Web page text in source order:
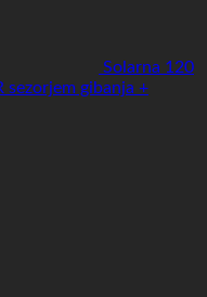
Solarna 120
sezorjem gibanja +